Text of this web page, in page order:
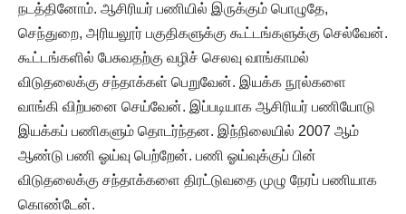
நடத்தினோம். ஆசிரியர் பணியில் இருக்கும் பொழுதே,
செந்துறை, அரியலூர் பகுதிகளுக்கு கூட்டங்களுக்கு செல்வேன்.
கூட்டங்களில் பேசுவதற்கு வழிச் செலவு வாங்காமல்
விடுதலைக்கு சந்தாக்கள் பெறுவேன். இயக்க நூல்களை
வாங்கி விற்பனை செய்வேன். இப்படியாக ஆசிரியர் பணியோடு
இயக்கப் பணிகளும் தொடர்ந்தன. இந்நிலையில் 2007 ஆம்
ஆண்டு பணி ஓய்வு பெற்றேன். பணி ஓய்வுக்குப் பின்
விடுதலைக்கு சந்தாக்களை திரட்டுவதை முழு நேரப் பணியாக
கொண்டேன்.